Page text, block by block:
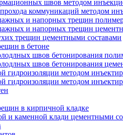
швов методом
коммуникаций методом
и напорных трещин
и напорных трещин
трещин цементными составами
в бетоне
швов бетонирования
швов бетонирования
гидроизоляции методом
гидроизоляции методом
в кирпичной кладке
и каменной клади цементными